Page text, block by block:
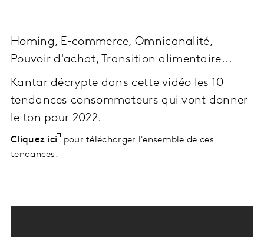
Homing, E-commerce, Omnicanalité,
Pouvoir d'achat, Transition alimentaire...
Kantar décrypte dans cette vidéo les 10
tendances consommateurs qui vont donner
le ton pour 2022.
Cliquez ici
pour télécharger l'ensemble de ces
tendances.